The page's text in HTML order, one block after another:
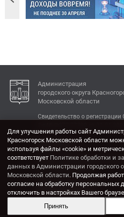
Администрация
городского округа
Московской области
Свидетельство о
КОНТАКТЫ
Адрес: 143404,
ул. Ленина, дом 4.
Электронная почта:
krasrn@mosreg.ru
Разработка и поддержка сайта ADN
Для улучшения работы сайт
Красногорск Московской области
используя файлы «cookie» и
соответствует Политике обработки и
данных в Администрации городского
Московской области. Продолжая
согласие на обработку
отключить в настройках Вашего
Принять